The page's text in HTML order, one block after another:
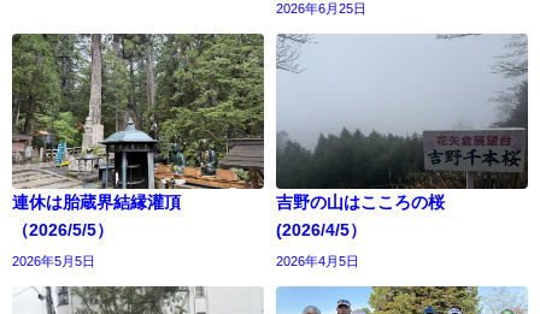
2026年6月25日
連休は胎蔵界結縁灌頂
（2026/5/5）
2026年5月5日
吉野の山はこころの桜
(2026/4/5）
2026年4月5日